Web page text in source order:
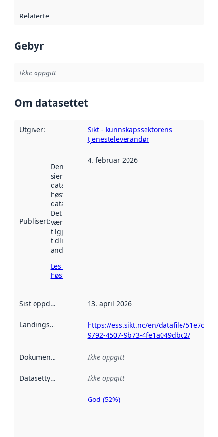
Relaterte ressurser
Gebyr
Ikke oppgitt
Om datasettet
Utgiver:
Sikt - kunnskapssektorens
tjenesteleverandør
Publisert:
Denne datoen
sier når
datasettet ble
høstet av
data.norge.no.
Det kan ha
vært
tilgjengelig
tidligere
andre steder.
Les mer om
høsting her
4. februar 2026
Sist oppdatert 13. april 2026
Landingsside
https://ess.sikt.no/en/datafile/51e7cfee-
9792-4507-9b73-4fe1a049dbc2/
Dokumentasjon Ikke oppgitt
Datasettype Ikke oppgitt
Metadatakvalitet
God (52%)